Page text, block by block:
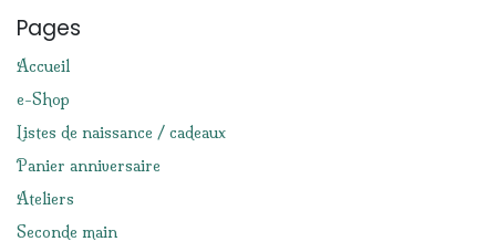
Pages
Accueil
e-Shop
Listes de naissance / cadeaux
Panier anniversaire
Ateliers
Seconde main